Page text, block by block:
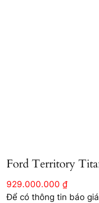
Ford Territory
929.000.000 ₫
Để có thông tin báo